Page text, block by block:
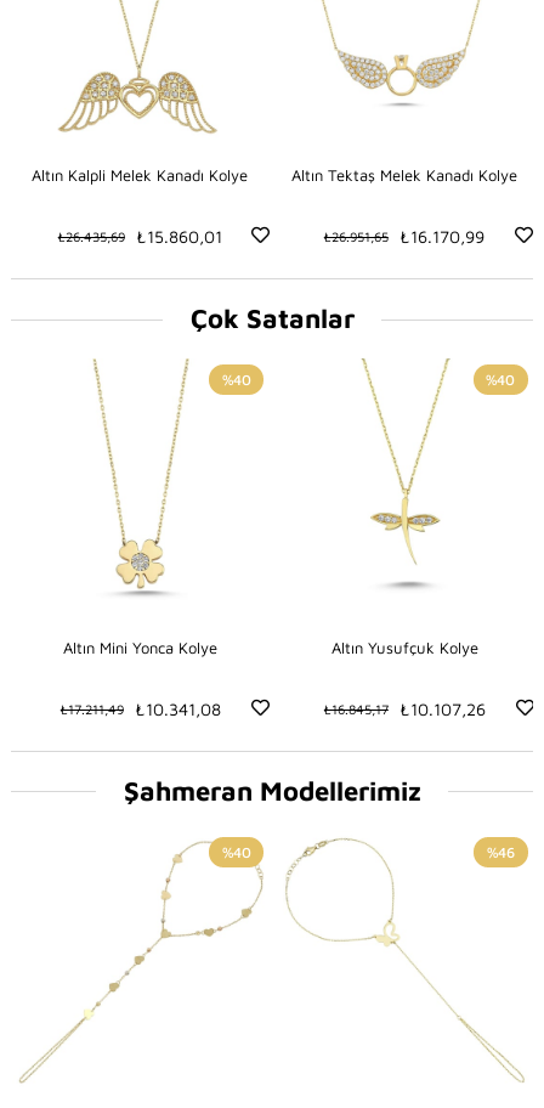
Altın Kalpli Melek Kanadı Kolye
₺15.860,01
₺26.435,69
Altın Tektaş Melek Kanadı Kolye
₺16.170,99
₺26.951,65
Çok Satanlar
Altın Mini Yonca Kolye
₺10.341,08
₺17.211,49
%40
Altın Yusufçuk Kolye
₺10.107,26
₺16.845,17
%40
Şahmeran Modellerimiz
%40 %46